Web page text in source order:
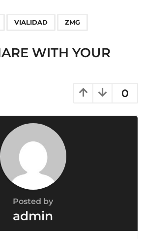
VIALIDAD ZMG
WITH YOUR
0
Posted by
admin